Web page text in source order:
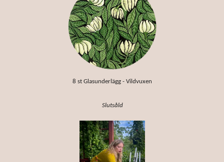
8 st Glasunderlägg - Vildvuxen
Slutsåld